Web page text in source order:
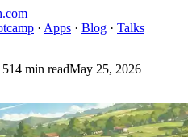
· Apps · Blog · Talks
514 min readMay 25, 2026